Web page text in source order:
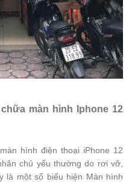
màn hình Iphone 12
hình điện thoại iPhone 12
chủ yếu thường do rơi vỡ,
là một số biểu hiện Màn hình